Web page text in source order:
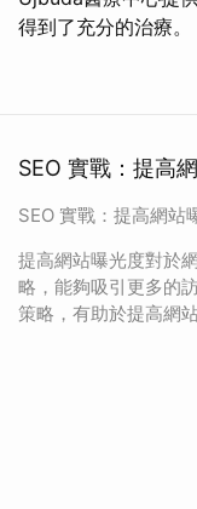
得到了充分的治療。
SEO 實戰：提高
SEO 實戰：提高網站
提高網站曝光度對於
略，能夠吸引更多的
策略，有助於提高網